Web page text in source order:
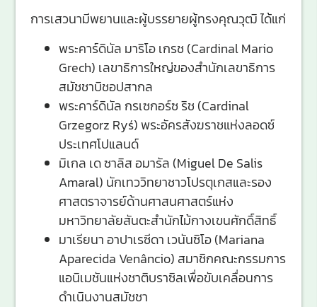
การเสวนามีพยานและผู้บรรยายผู้ทรงคุณวุฒิ ได้แก่
พระคาร์ดินัล มาริโอ เกรช (Cardinal Mario
Grech) เลขาธิการใหญ่ของสำนักเลขาธิการ
สมัชชาบิชอปสากล
พระคาร์ดินัล กรเซกอร์ซ ริช (Cardinal
Grzegorz Ryś) พระอัครสังฆราชแห่งลอดซ์
ประเทศโปแลนด์
มิเกล เด ซาลิส อมารัล (Miguel De Salis
Amaral) นักเทววิทยาชาวโปรตุเกสและรอง
ศาสตราจารย์ด้านศาสนศาสตร์แห่ง
มหาวิทยาลัยสันตะสำนักไม้กางเขนศักดิ์สิทธิ์
มาเรียนา อาปาเรซีดา เวนันซิโอ (Mariana
Aparecida Venâncio) สมาชิกคณะกรรมการ
แอนิเมชันแห่งชาติบราซิลเพื่อขับเคลื่อนการ
ดำเนินงานสมัชชา